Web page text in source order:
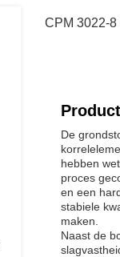
CPM 3022-
De
hebben
proces
en een
stabiele
maken.
Naast de